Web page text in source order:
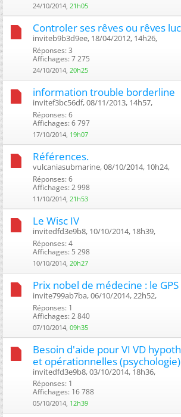
24/10/2014, 21h05
Controler ses rêves ou rêves
inviteb9b3d9ee, 18/04/2012, 14h26, ‎
Réponses: 3
Affichages: 7 275
24/10/2014, 20h25
information trouble borderline
invitef3bc56df, 08/11/2013, 14h57, ‎
Réponses: 6
Affichages: 6 797
17/10/2014, 19h07
Références.
vulcaniasubmarine, 08/10/2014, 10h24, ‎
Réponses: 6
Affichages: 2 998
11/10/2014, 21h53
Le Wisc IV
invitedfd3e9b8, 10/10/2014, 18h39, ‎
Réponses: 4
Affichages: 5 298
10/10/2014, 20h27
Prix nobel de médecine : le
invite799ab7ba, 06/10/2014, 22h52, ‎
Réponses: 1
Affichages: 2 840
07/10/2014, 09h35
Besoin d'aide pour VI VD
et opérationnelles (psychologie)
invitedfd3e9b8, 03/10/2014, 18h36, ‎
Réponses: 1
Affichages: 16 788
05/10/2014, 12h39